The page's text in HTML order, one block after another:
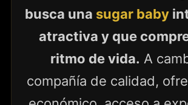
busca una sugar baby
atractiva y que
ritmo de vida. A
compañía de calidad,